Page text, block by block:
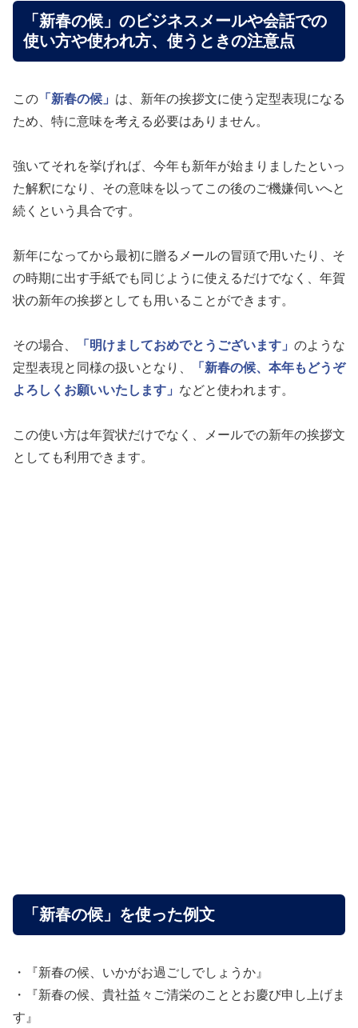
「新春の候」のビジネスメールや会話での
使い方や使われ方、使うときの注意点
この 「新春の候」 は、新年の挨拶文に使う定型表現になる
ため、特に意味を考える必要はありません。
強いてそれを挙げれば、今年も新年が始まりましたといっ
た解釈になり、その意味を以ってこの後のご機嫌伺いへと
続くという具合です。
新年になってから最初に贈るメールの冒頭で用いたり、そ
の時期に出す手紙でも同じように使えるだけでなく、年賀
状の新年の挨拶としても用いることができます。
その場合、 「明けましておめでとうございます」 のような
定型表現と同様の扱いとなり、
「新春の候、本年もどうぞ
よろしくお願いいたします」 などと使われます。
この使い方は年賀状だけでなく、メールでの新年の挨拶文
としても利用できます。
「新春の候」を使った例文
・『新春の候、いかがお過ごしでしょうか』
・『新春の候、貴社益々ご清栄のこととお慶び申し上げま
す』